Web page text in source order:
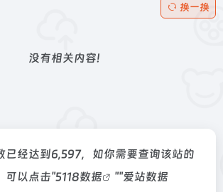
换一换
没有相关内容!
已经达到6,597，如你需要查询该站的
可以点击"5118数据 ""爱站数据